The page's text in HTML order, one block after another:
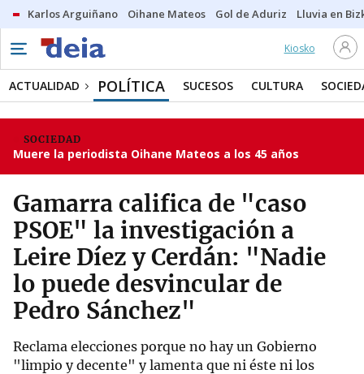
Karlos Arguiñano Oihane Mateos Gol de Aduriz Lluvia en
Kiosko
ACTUALIDAD POLÍTICA SUCESOS CULTURA
SOCIEDAD
Muere la periodista Oihane Mateos a los 45 años
Gamarra califica de "caso
PSOE" la investigación a
Leire Díez y Cerdán: "Nadie
lo puede desvincular de
Pedro Sánchez"
Reclama elecciones porque no hay un Gobierno
"limpio y decente" y lamenta que ni éste ni los